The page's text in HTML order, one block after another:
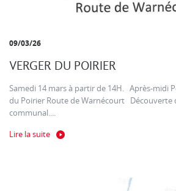
09/03/26
VERGER DU POIRIER
Samedi 14 mars à partir de 14H. Après-midi
du Poirier Route de Warnécourt Découverte
communal....
Lire la suite